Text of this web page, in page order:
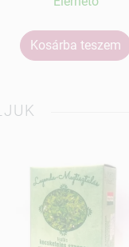
Kosárba teszem